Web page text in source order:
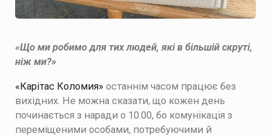
«Що ми робимо для тих людей, які в більшій скруті,
ніж ми?»
«Карітас Коломия» останнім часом працює без
вихідних. Не можна сказати, що кожен день
починається з наради о 10.00, бо комунікація з
переміщеними особами, потребуючими й